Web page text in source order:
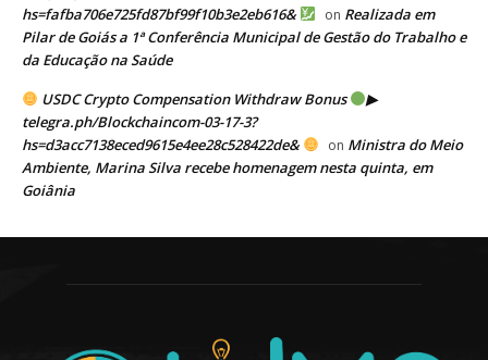
hs=fafba706e725fd87bf99f10b3e2eb616&
on Realizada em
Pilar de Goiás a 1ª Conferência Municipal de Gestão do Trabalho e
da Educação na Saúde
USDC Crypto Compensation Withdraw Bonus
▶
telegra.ph/Blockchaincom-03-17-3?
hs=d3acc7138eced9615e4ee28c528422de&
on Ministra do Meio
Ambiente, Marina Silva recebe homenagem nesta quinta, em
Goiânia